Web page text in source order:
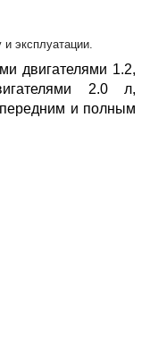
и эксплуатации.
двигателями 1.2,
2.0 л,
и полным